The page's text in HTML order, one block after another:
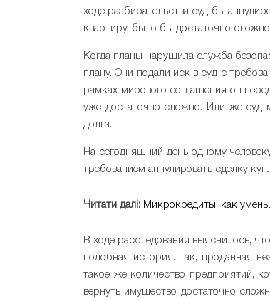
ходе разбирательства суд бы
квартиру, было бы достаточно
Когда планы нарушила служба
плану. Они подали иск в суд с
рамках мирового соглашения он
уже достаточно сложно. Или же суд
долга.
На сегодняшний день одному
требованием аннулировать сделку
Читати далі: Микрокредиты: как
В ходе расследования выяснилось,
подобная история. Так, проданная
такое же количество предприятий,
вернуть имущество достаточно